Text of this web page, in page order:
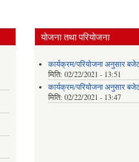
योजना तथा परियोजना
कार्यक्रम/परियोजना अनुसार
मिति:02/22/2021 - 13:51
कार्यक्रम/परियोजना अनुसार
मिति:02/22/2021 - 13:47